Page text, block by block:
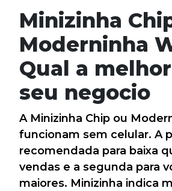
Minizinha
Moderninha
Qual a
seu negocio
A Minizinha Chip ou
funcionam sem celular. A
recomendada para baixa
vendas e a segunda para
maiores. Minizinha indica